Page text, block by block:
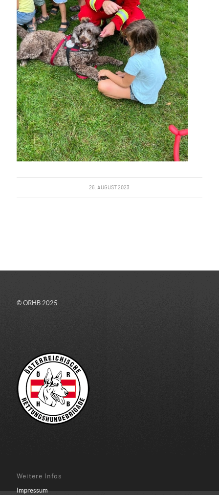
26. AUGUST 2023
© ÖRHB 2025
Weitere Infos
Impressum